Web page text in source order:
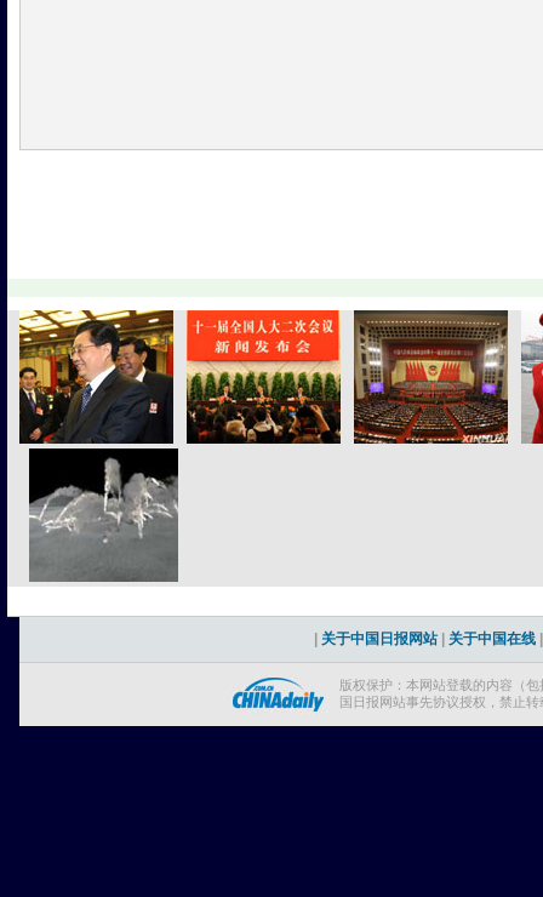
关于中国日报网站 关于中国在线
版权保护：本网站登载的内容（
国日报网站事先协议授权，禁止转